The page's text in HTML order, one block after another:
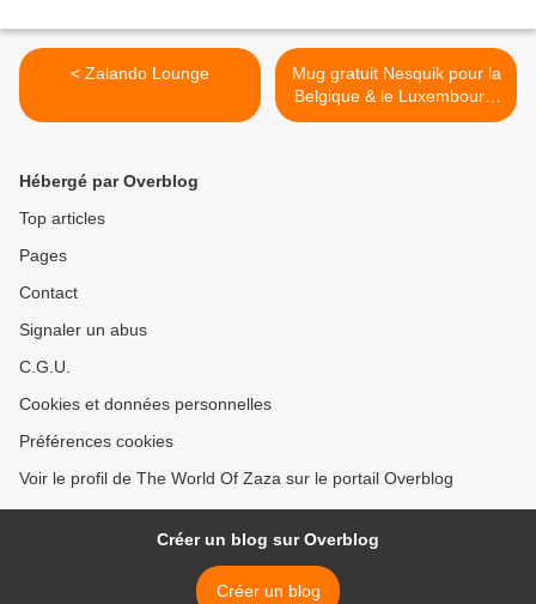
< Zalando Lounge
Mug gratuit Nesquik pour la
Belgique & le Luxembourg.
>
Hébergé par Overblog
Top articles
Pages
Contact
Signaler un abus
C.G.U.
Cookies et données personnelles
Préférences cookies
Voir le profil de The World Of Zaza sur le portail Overblog
Créer un blog sur Overblog
Créer un blog